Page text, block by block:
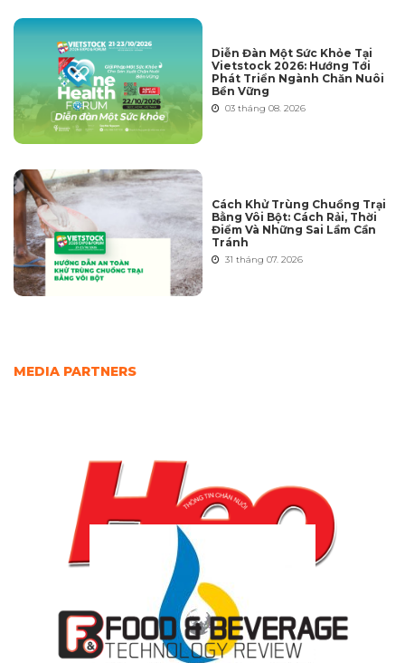
Diễn Đàn Một Sức Khỏe Tại
Vietstock 2026: Hướng Tới
Phát Triển Ngành Chăn Nuôi
Bền Vững
03 tháng 08. 2026
Cách Khử Trùng Chuồng Trại
Bằng Vôi Bột: Cách Rải, Thời
Điểm Và Những Sai Lầm Cần
Tránh
31 tháng 07. 2026
MEDIA PARTNERS